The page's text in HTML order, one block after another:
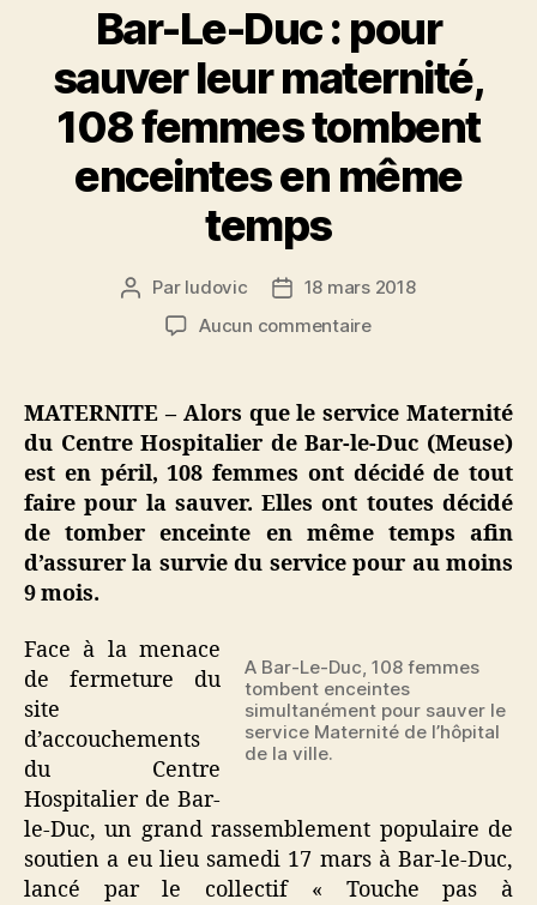
Bar-Le-Duc : pour
sauver leur maternité,
108 femmes tombent
enceintes en même
temps
Auteur
l’article
Par ludovic
Date18 mars 2018
Aucun commentairesur
Duc
pour
sauver
leur
maternité,
108
en
même
temps
MATERNITE – Alors que le service Maternité
du Centre Hospitalier de Bar-le-Duc (Meuse)
est en péril, 108 femmes ont décidé de tout
faire pour la sauver. Elles ont toutes décidé
de tomber enceinte en même temps afin
d’assurer la survie du service pour au moins
9 mois.
A Bar-Le-Duc, 108 femmes
tombent enceintes
simultanément pour sauver le
service Maternité de l’hôpital
de la ville.
Face à la menace
de fermeture du
site
d’accouchements
du Centre
Hospitalier de Bar-
le-Duc, un grand rassemblement populaire de
soutien a eu lieu samedi 17 mars à Bar-le-Duc,
lancé par le collectif « Touche pas à